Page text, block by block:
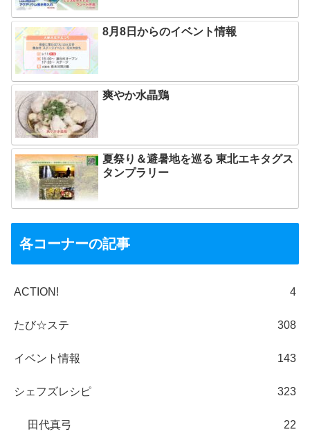
8月8日からのイベント情報
爽やか水晶鶏
夏祭り＆避暑地を巡る 東北エキタグス
タンプラリー
各コーナーの記事
ACTION! 4
たび☆ステ 308
イベント情報 143
シェフズレシピ 323
田代真弓 22